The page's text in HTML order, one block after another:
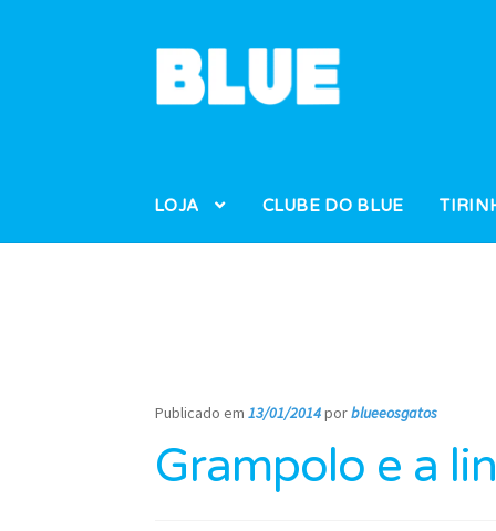
Pular
para
Pular
para
LOJA CLUBE DO BLUE
Publicado em13/01/2014porblueeosgatos
Grampolo e a